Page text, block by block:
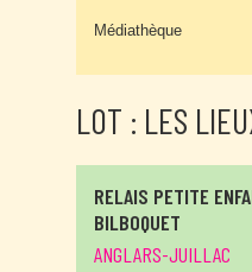
Médiathèque
LOT : LES
RELAIS PETITE
BILBOQUET
ANGLARS-JUILLAC